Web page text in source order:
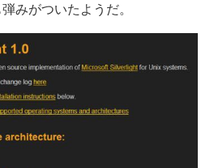
みがついたようだ。